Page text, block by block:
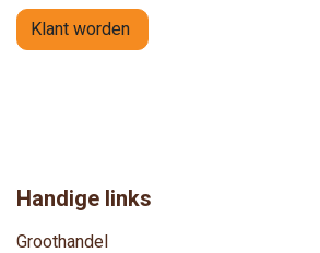
Klant worden
Handige links
Groothandel